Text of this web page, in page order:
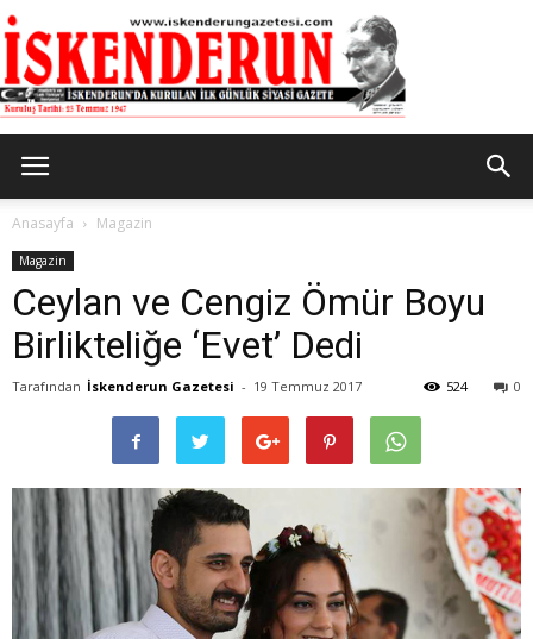
Gazetesi
Anasayfa Magazin
Magazin
Ceylan ve Cengiz Ömür Boyu
Birlikteliğe ‘Evet’ Dedi
Tarafından İskenderun Gazetesi - 19 Temmuz 2017 0
524